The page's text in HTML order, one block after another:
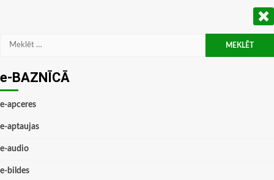
Meklēt:
e-BAZNĪCĀ
e-apceres
e-aptaujas
e-audio
e-bildes